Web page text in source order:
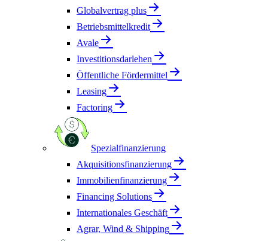
Globalvertrag plus
Betriebsmittelkredit
Avale
Investitionsdarlehen
Öffentliche Fördermittel
Leasing
Factoring
Spezialfinanzierung
Akquisitionsfinanzierung
Immobilienfinanzierung
Financing Solutions
Internationales Geschäft
Agrar, Wind & Shipping